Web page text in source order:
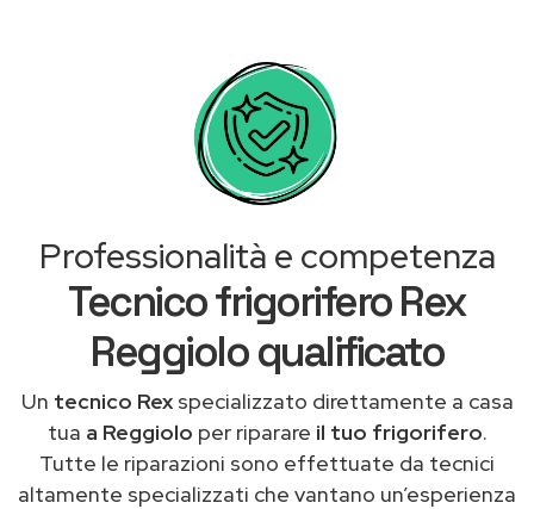
Professionalità e competenza
Tecnico frigorifero Rex
Reggiolo qualificato
Un tecnico Rexspecializzato direttamente a casa
tua a Reggiolo per riparare il tuo frigorifero.
Tutte le riparazioni sono effettuate da tecnici
altamente specializzati che vantano un’esperienza